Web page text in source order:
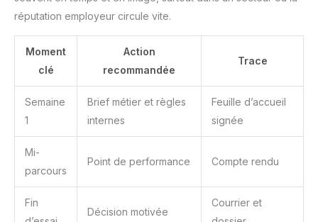
réputation employeur circule vite.
Moment
clé
Action
recommandée
Trace
Semaine
1
Brief métier et règles
internes
Feuille d’accueil
signée
Mi-
parcours
Point de performance Compte rendu
Fin
Décision motivée
Courrier et